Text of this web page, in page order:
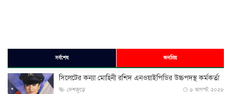
সর্বশেষ জনপ্রিয়
সিলেটের কন্যা মোহিনী রশিদ এনওয়াইপিডির উচ্চপদস্থ কর্মকর্তা
দেশজুড়ে ৬ আগস্ট, ২০২৬